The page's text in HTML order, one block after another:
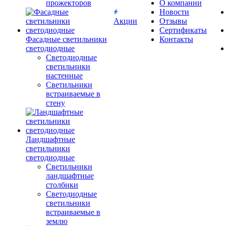
прожекторов
Фасадные светильники
светодиодные
Светодиодные
светильники
настенные
Светильники
встраиваемые в
стену
Ландшафтные
светильники
светодиодные
Светильники
ландшафтные
столбики
Светодиодные
светильники
встраиваемые в
землю
Акции
О компании
Новости
Отзывы
Сертификаты
Контакты